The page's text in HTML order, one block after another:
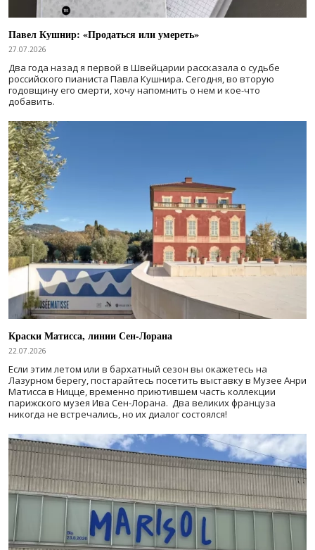
Павел Кушнир: «Продаться или умереть»
27.07.2026
Два года назад я первой в Швейцарии рассказала о судьбе
российского пианиста Павла Кушнира. Сегодня, во вторую
годовщину его смерти, хочу напомнить о нем и кое-что
добавить.
Краски Матисса, линии Сен-Лорана
22.07.2026
Если этим летом или в бархатный сезон вы окажетесь на
Лазурном берегу, постарайтесь посетить выставку в Музее Анри
Матисса в Ницце, временно приютившем часть коллекции
парижского музея Ива Сен-Лорана. Два великих француза
никогда не встречались, но их диалог состоялся!